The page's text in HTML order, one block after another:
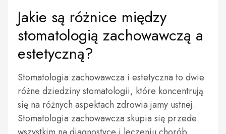
Jakie są różnice między
stomatologią zachowawczą a
estetyczną?
Stomatologia zachowawcza i estetyczna to dwie
różne dziedziny stomatologii, które koncentrują
się na różnych aspektach zdrowia jamy ustnej.
Stomatologia zachowawcza skupia się przede